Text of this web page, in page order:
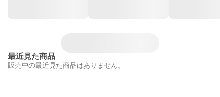
最近見た商品
販売中の最近見た商品はありません。